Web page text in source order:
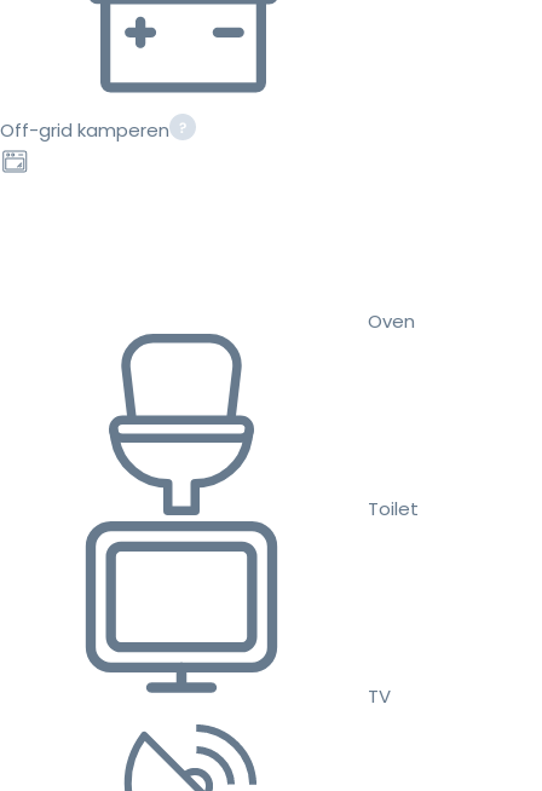
Off-grid kamperen
Oven
Toilet
TV